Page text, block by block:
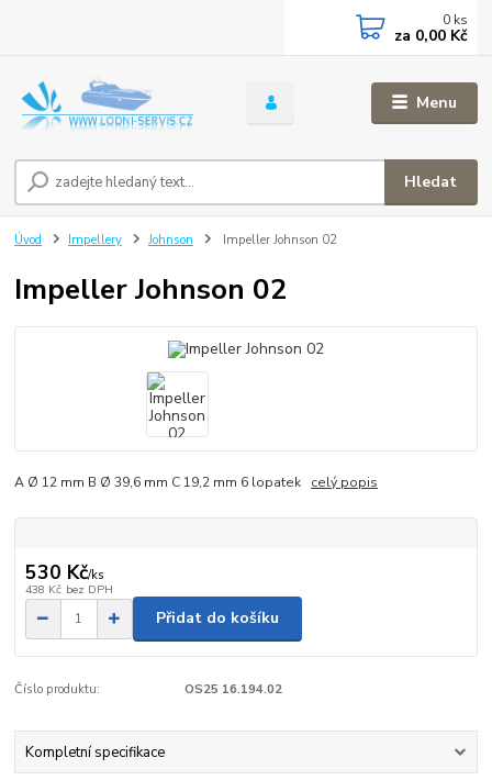
Menu
Hledat
0 ks
za 0,00 Kč
Úvod Impellery Johnson Impeller Johnson 02
Impeller Johnson 02
A Ø 12 mm B Ø 39,6 mm C 19,2 mm 6 lopatek celý popis
530 Kč/ks
438 Kč bez DPH
Přidat do košíku
Číslo produktu: OS25 16.194.02
Kompletní specifikace